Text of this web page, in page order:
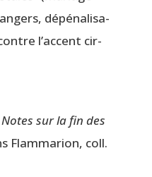
dépé­na­li­sa­
l’ac­cent cir­
sur la fin des
Flam­ma­rion, coll.